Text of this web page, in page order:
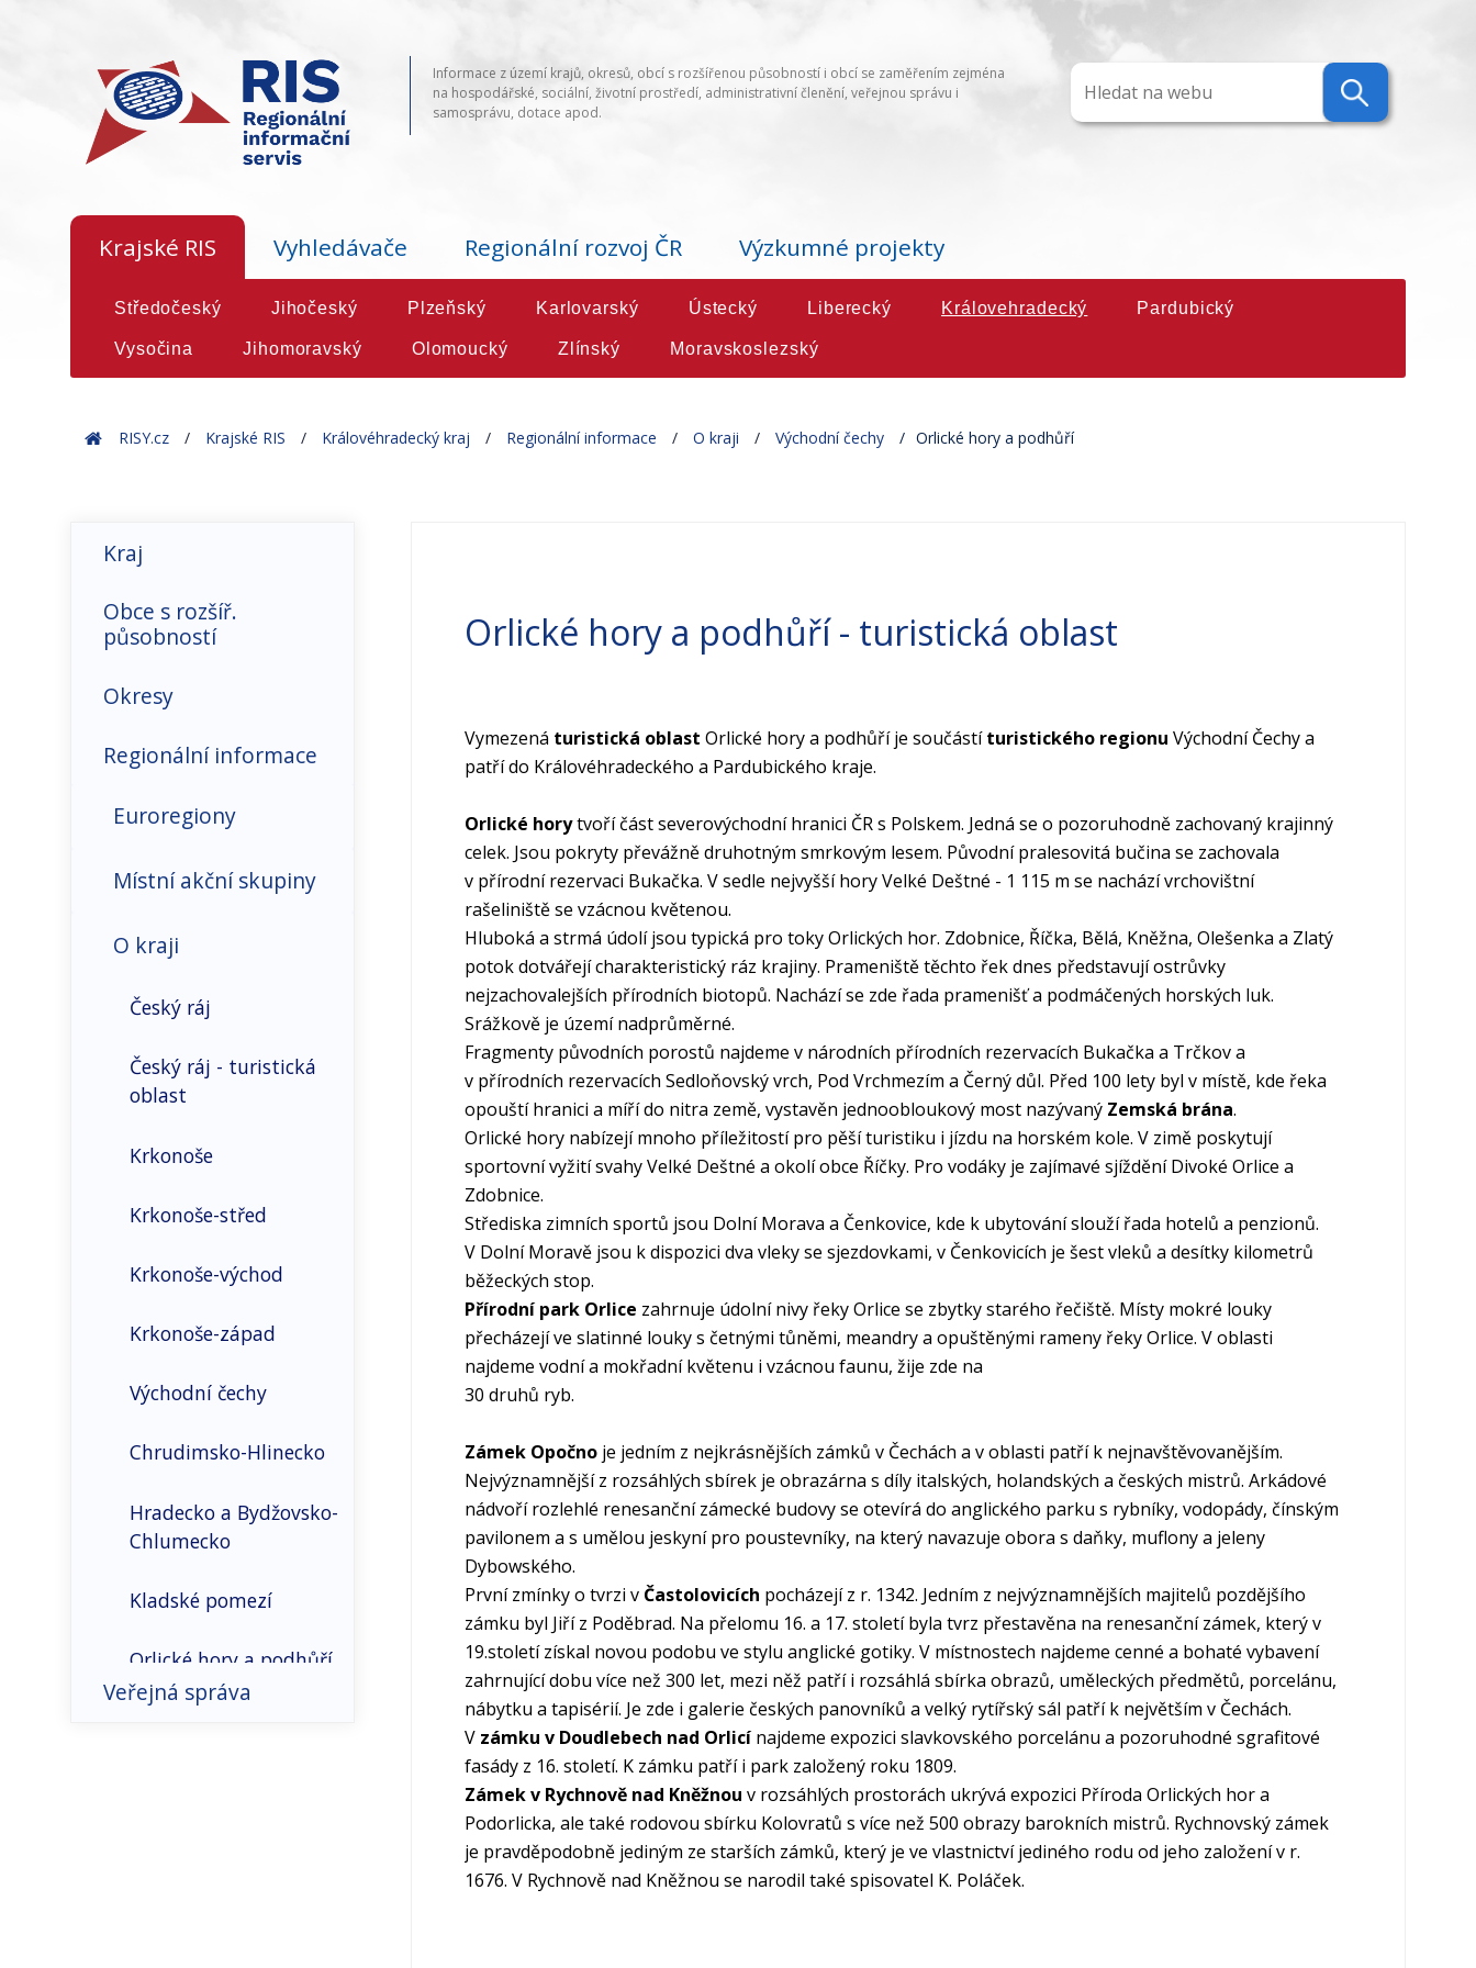
Informace z území krajů, okresů, obcí s rozšířenou působností i obcí se zaměřením zejména
na hospodářské, sociální, životní prostředí, administrativní členění, veřejnou správu i
samosprávu, dotace apod.
Krajské RIS Vyhledávače Regionální rozvoj ČR Výzkumné projekty
Středočeský Jihočeský Plzeňský Karlovarský Ústecký Liberecký Královehradecký Pardubický
Vysočina Jihomoravský Olomoucký Zlínský Moravskoslezský
HomeRISY.cz Krajské RIS Královéhradecký kraj Regionální informace O kraji Východní čechy Orlické hory a podhůří
Kraj
Hospodářské prostředí
doprava, ICT
Makroekonomické
Organizační struktura
Přímé zahraniční
Bydlení
Obyvatelstvo
Příjemci a průměrné
údaje
Obce s rozšíř.
působností
Okresy
Regionální informace
Euroregiony
Místní akční skupiny
O kraji
Český ráj
Český ráj - turistická
oblast
Krkonoše
Krkonoše-střed
Krkonoše-východ
Krkonoše-západ
Východní čechy
Chrudimsko-Hlinecko
Hradecko a Bydžovsko-
Chlumecko
Kladské pomezí
Orlické hory a podhůří
Veřejná správa
Orlické hory a podhůří - turistická oblast
Vymezená turistická oblast Orlické hory a podhůří je součástíturistického regionu Východní Čechya
patří do Královéhradeckého a Pardubického kraje.
Orlické horytvoří část severovýchodní hranici ČR s Polskem. Jedná se o pozoruhodně zachovaný krajinný
celek. Jsou pokryty převážně druhotným smrkovým lesem. Původní pralesovitá bučina se zachovala
v přírodní rezervaci Bukačka. V sedle nejvyšší hory Velké Deštné - 1 115 m se nachází vrchovištní
rašeliniště se vzácnou květenou.
Hluboká a strmá údolí jsou typická pro toky Orlických hor. Zdobnice, Říčka, Bělá, Kněžna, Olešenka a Zlatý
potok dotvářejí charakteristický ráz krajiny. Prameniště těchto řek dnes představují ostrůvky
nejzachovalejších přírodních biotopů. Nachází se zde řada pramenišť a podmáčených horských luk.
Srážkově je území nadprůměrné.
Fragmenty původních porostů najdeme v národních přírodních rezervacích Bukačka a Trčkov a
v přírodních rezervacích Sedloňovský vrch, Pod Vrchmezím a Černý důl. Před 100 lety byl v místě, kde řeka
opouští hranici a míří do nitra země, vystavěn jednoobloukový most nazývaný Zemská brána.
Orlické hory nabízejí mnoho příležitostí pro pěší turistiku i jízdu na horském kole. V zimě poskytují
sportovní vyžití svahy Velké Deštné a okolí obce Říčky. Pro vodáky je zajímavé sjíždění Divoké Orlice a
Zdobnice.
Střediska zimních sportů jsou Dolní Morava a Čenkovice, kde k ubytování slouží řada hotelů a penzionů.
V Dolní Moravě jsou k dispozici dva vleky se sjezdovkami, v Čenkovicích je šest vleků a desítky kilometrů
běžeckých stop.
Přírodní park Orlice zahrnuje údolní nivy řeky Orlice se zbytky starého řečiště. Místy mokré louky
přecházejí ve slatinné louky s četnými tůněmi, meandry a opuštěnými rameny řeky Orlice. V oblasti
najdeme vodní a mokřadní květenu i vzácnou faunu, žije zde na
30 druhů ryb.
Zámek Opočno je jedním z nejkrásnějších zámků v Čechách a v oblasti patří k nejnavštěvovanějším.
Nejvýznamnější z rozsáhlých sbírek je obrazárna s díly italských, holandských a českých mistrů. Arkádové
nádvoří rozlehlé renesanční zámecké budovy se otevírá do anglického parku s rybníky, vodopády, čínským
pavilonem a s umělou jeskyní pro poustevníky, na který navazuje obora s daňky, muflony a jeleny
Dybowského.
První zmínky o tvrzi v Častolovicích pocházejí z r. 1342. Jedním z nejvýznamnějších majitelů pozdějšího
zámku byl Jiří z Poděbrad. Na přelomu 16. a 17. století byla tvrz přestavěna na renesanční zámek, který v
19.století získal novou podobu ve stylu anglické gotiky. V místnostech najdeme cenné a bohaté vybavení
zahrnující dobu více než 300 let, mezi něž patří i rozsáhlá sbírka obrazů, uměleckých předmětů, porcelánu,
nábytku a tapisérií. Je zde i galerie českých panovníků a velký rytířský sál patří k největším v Čechách.
V zámku v Doudlebech nad Orlicí najdeme expozici slavkovského porcelánu a pozoruhodné sgrafitové
fasády z 16. století. K zámku patří i park založený roku 1809.
Zámek v Rychnově nad Kněžnou v rozsáhlých prostorách ukrývá expozici Příroda Orlických hor a
Podorlicka, ale také rodovou sbírku Kolovratů s více než 500 obrazy barokních mistrů. Rychnovský zámek
je pravděpodobně jediným ze starších zámků, který je ve vlastnictví jediného rodu od jeho založení v r.
1676. V Rychnově nad Kněžnou se narodil také spisovatel K. Poláček.